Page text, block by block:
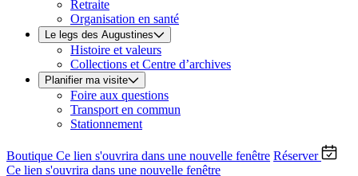
Retraite
Organisation en santé
Le legs des Augustines
Histoire et valeurs
Collections et Centre d’archives
Planifier ma visite
Foire aux questions
Transport en commun
Stationnement
Boutique Ce lien s'ouvrira dans une nouvelle fenêtre Réserver
Ce lien s'ouvrira dans une nouvelle fenêtre